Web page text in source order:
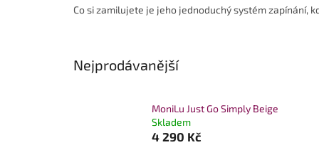
Co si zamilujete je jeho jednoduchý systém zapínání,
Nejprodávanější
MoniLu Just Go Simply Beige
Skladem
4 290 Kč